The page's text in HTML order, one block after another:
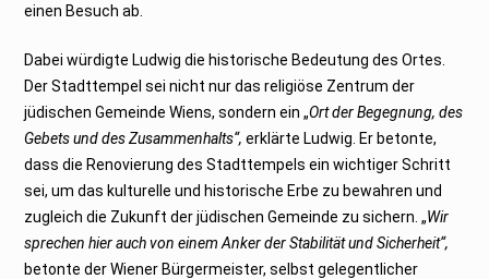
einen Besuch ab.
Dabei würdigte Ludwig die historische Bedeutung des Ortes.
Der Stadttempel sei nicht nur das religiöse Zentrum der
jüdischen Gemeinde Wiens, sondern ein „Ort der Begegnung, des
Gebets und des Zusammenhalts“, erklärte Ludwig. Er betonte,
dass die Renovierung des Stadttempels ein wichtiger Schritt
sei, um das kulturelle und historische Erbe zu bewahren und
zugleich die Zukunft der jüdischen Gemeinde zu sichern. „Wir
sprechen hier auch von einem Anker der Stabilität und Sicherheit“,
betonte der Wiener Bürgermeister, selbst gelegentlicher